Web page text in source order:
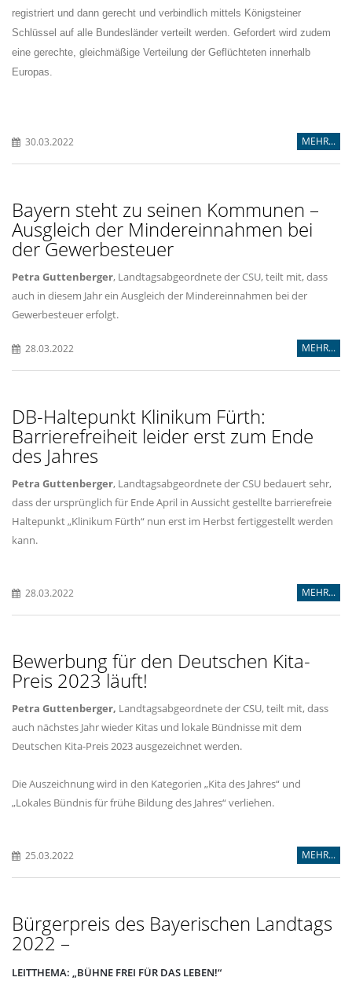
registriert und dann gerecht und verbindlich mittels Königsteiner
Schlüssel auf alle Bundesländer verteilt werden. Gefordert wird zudem
eine gerechte, gleichmäßige Verteilung der Geflüchteten innerhalb
Europas.
30.03.2022 MEHR...
Bayern steht zu seinen Kommunen –
Ausgleich der Mindereinnahmen bei
der Gewerbesteuer
Petra Guttenberger, Landtagsabgeordnete der CSU, teilt mit, dass
auch in diesem Jahr ein Ausgleich der Mindereinnahmen bei der
Gewerbesteuer erfolgt.
28.03.2022 MEHR...
DB-Haltepunkt Klinikum Fürth:
Barrierefreiheit leider erst zum Ende
des Jahres
Petra Guttenberger, Landtagsabgeordnete der CSU bedauert sehr,
dass der ursprünglich für Ende April in Aussicht gestellte barrierefreie
Haltepunkt „Klinikum Fürth“ nun erst im Herbst fertiggestellt werden
kann.
28.03.2022 MEHR...
Bewerbung für den Deutschen Kita-
Preis 2023 läuft!
Petra Guttenberger, Landtagsabgeordnete der CSU, teilt mit, dass
auch nächstes Jahr wieder Kitas und lokale Bündnisse mit dem
Deutschen Kita-Preis 2023 ausgezeichnet werden.
Die Auszeichnung wird in den Kategorien „Kita des Jahres“ und
Lokales Bündnis für frühe Bildung des Jahres“ verliehen.
25.03.2022 MEHR...
Bürgerpreis des Bayerischen Landtags
2022 –
LEITTHEMA: „BÜHNE FREI FÜR DAS LEBEN!“